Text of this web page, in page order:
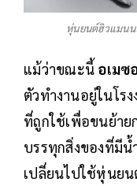
หุ่นยนต์ฮิวแมนน
แม้ว่าขณะนี้ อเมซ
ตัวทำงานอยู่ในโร
ที่ถูกใช้เพื่อขนย้าย
บรรทุกสิ่งของที่มี
เปลี่ยนไปใช้หุ่นยน